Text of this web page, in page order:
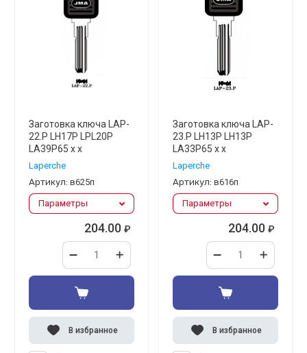
Заготовка ключа LAP-
22.P LH17P LPL20P
LA39P65 x x
Laperche
Артикул: в625п
Параметры
204.00 ₽
В избранное
Заготовка ключа LAP-
23.P LH13P LH13P
LA33P65 x x
Laperche
Артикул: в616п
Параметры
204.00 ₽
В избранное